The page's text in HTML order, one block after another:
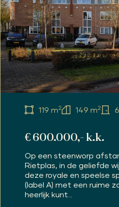
119 m2 149 m2
€ 600.000,- k.k.
Op een steenworp
Rietplas, in de geliefde
deze royale en speelse
(label A) met een ruime
heerlijk kunt...